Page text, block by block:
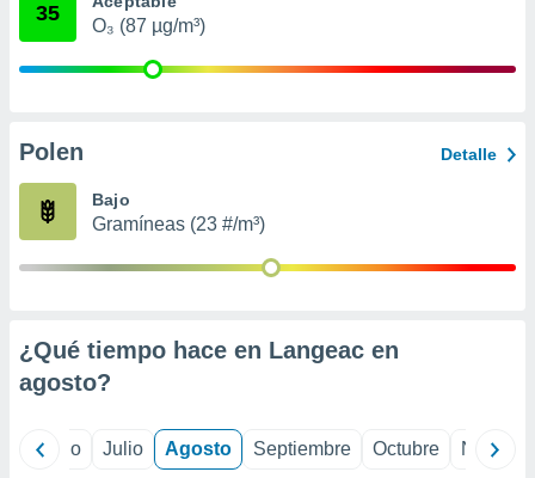
publicidad
de
1199
35
O₃ (87 µg/m³)
Polen Detalle
Bajo
Gramíneas (23 #/m³)
¿Qué tiempo hace en Langeac en
agosto?
Junio Julio Agosto Septiembre Octubre